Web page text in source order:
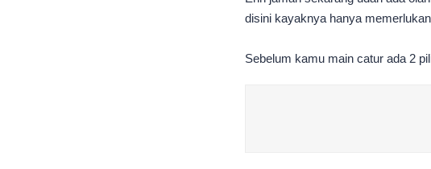
disini kayaknya hanya
Sebelum kamu main catur ada 2